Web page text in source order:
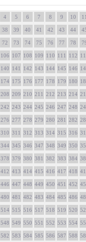
4 5 6 7 8 9 10
38 39 40 41 42 43 44
72 73 74 75 76 77 78
106 107 108 109 110 111 112
140 141 142 143 144 145 146
174 175 176 177 178 179 180
208 209 210 211 212 213 214
242 243 244 245 246 247 248
276 277 278 279 280 281 282
310 311 312 313 314 315 316
344 345 346 347 348 349 350
378 379 380 381 382 383 384
412 413 414 415 416 417 418
446 447 448 449 450 451 452
480 481 482 483 484 485 486
514 515 516 517 518 519 520
548 549 550 551 552 553 554
582 583 584 585 586 587 588